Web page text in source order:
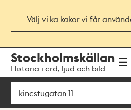
Välj vilka kakor vi får
navigationen
huvudinnehållet
Stockholmskällan
Historia i ord, ljud och bild
Sök